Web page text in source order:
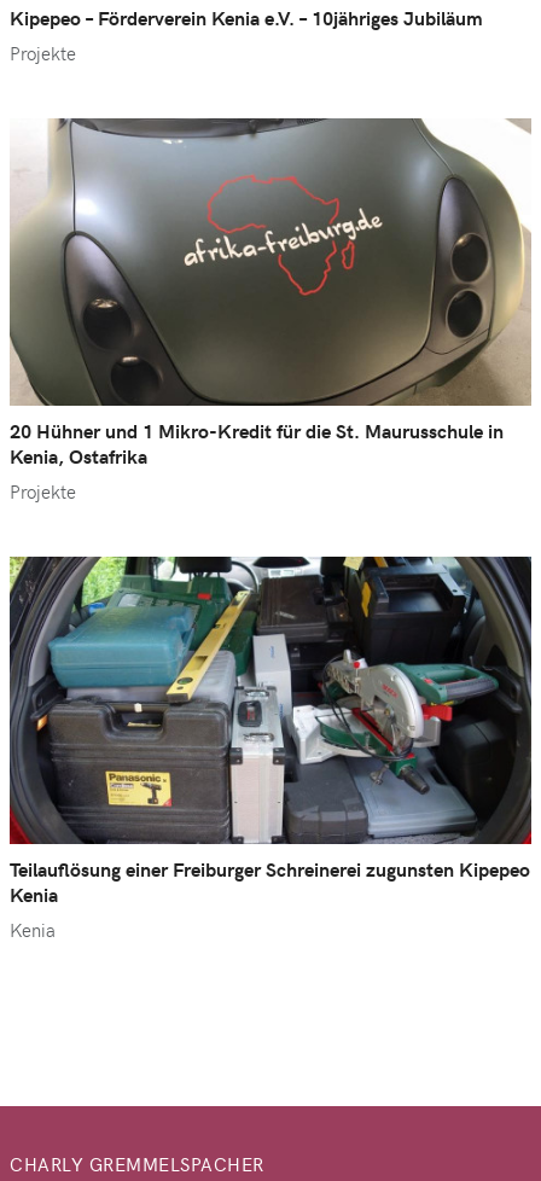
Kipepeo – Förderverein Kenia e.V. – 10jähriges Jubiläum
Projekte
20 Hühner und 1 Mikro-Kredit für die St. Maurusschule in
Kenia, Ostafrika
Projekte
Teilauflösung einer Freiburger Schreinerei zugunsten Kipepeo
Kenia
Kenia
CHARLY GREMMELSPACHER